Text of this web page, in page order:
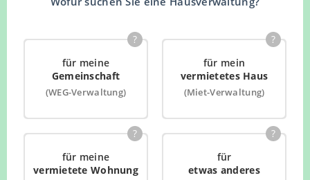
für meine
Gemeinschaft
(WEG-Verwaltung)
?
für mein
vermietetes Haus
(Miet-Verwaltung)
?
für meine
vermietete Wohnung
?
für
etwas anderes
?